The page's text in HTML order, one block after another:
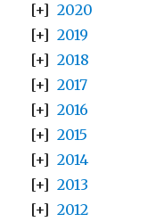
2020
2019
2018
2017
2016
2015
2014
2013
2012